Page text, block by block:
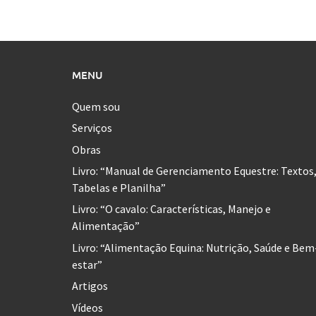
MENU
Quem sou
Serviços
Obras
Livro: “Manual de Gerenciamento Equestre: Textos,
Tabelas e Planilha”
Livro: “O cavalo: Características, Manejo e
Alimentação”
Livro: “Alimentação Equina: Nutrição, Saúde e
estar”
Artigos
Vídeos